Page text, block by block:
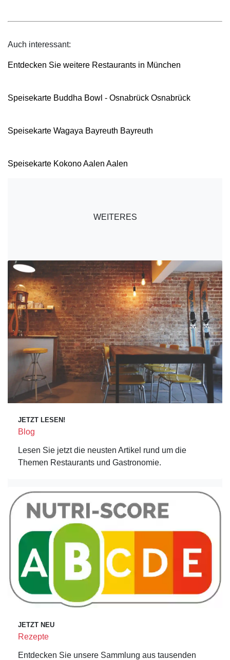
Auch interessant:
Entdecken Sie weitere Restaurants in München
Speisekarte Buddha Bowl - Osnabrück Osnabrück
Speisekarte Wagaya Bayreuth Bayreuth
Speisekarte Kokono Aalen Aalen
WEITERES
JETZT LESEN!
Blog
Lesen Sie jetzt die neusten Artikel rund um die
Themen Restaurants und Gastronomie.
JETZT NEU
Rezepte
Entdecken Sie unsere Sammlung aus tausenden